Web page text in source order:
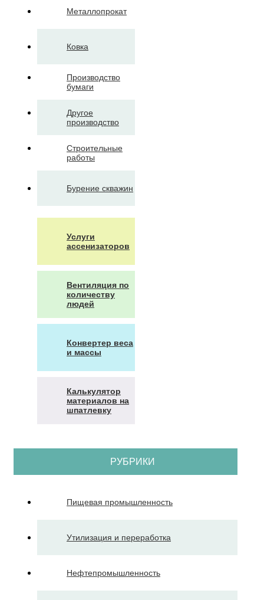
Металлопрокат
Ковка
Производство
бумаги
Другое
производство
Строительные
работы
Бурение скважин
Услуги
ассенизаторов
Вентиляция по
количеству
людей
Конвертер веса
и массы
Калькулятор
материалов на
шпатлевку
РУБРИКИ
Пищевая промышленность
Утилизация и переработка
Нефтепромышленность